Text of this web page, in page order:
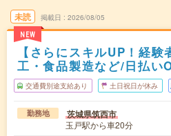
未読
NEW
掲載日 2026/08/05
【さらにスキルUP！経
工・食品製造など/日払い
交通費別途支給あり 土日祝日が休み
勤務地 茨城県筑西市
玉戸駅から車20分